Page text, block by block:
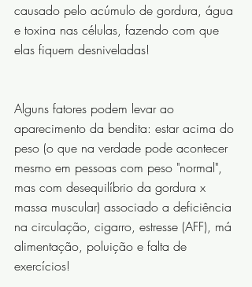
causado pelo acúmulo de gordura, água
e toxina nas células, fazendo com que
elas fiquem desniveladas!
Alguns fatores podem levar ao
aparecimento da bendita: estar acima do
peso (o que na verdade pode acontecer
mesmo em pessoas com peso "normal",
mas com desequilíbrio da gordura x
massa muscular) associado a deficiência
na circulação, cigarro, estresse (AFF), má
alimentação, poluição e falta de
exercícios!